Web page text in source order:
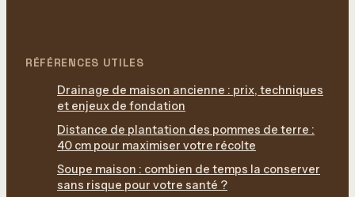
RÉFÉRENCES UTILES
Drainage de maison ancienne : prix, techniques
et enjeux de fondation
Distance de plantation des pommes de terre :
40 cm pour maximiser votre récolte
Soupe maison : combien de temps la conserver
sans risque pour votre santé ?